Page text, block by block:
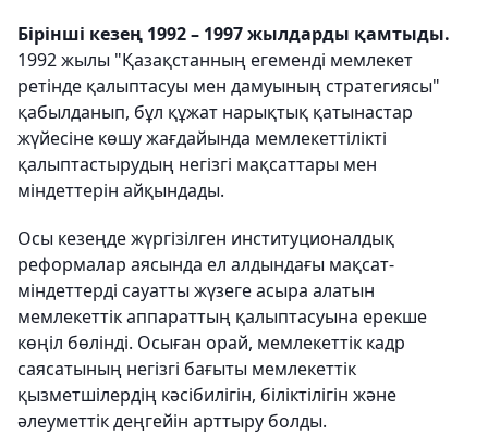
Бірінші кезең 1992 – 1997 жылдарды қамтыды.
1992 жылы "Қазақстанның егеменді мемлекет
ретінде қалыптасуы мен дамуының стратегиясы"
қабылданып, бұл құжат нарықтық қатынастар
жүйесіне көшу жағдайында мемлекеттілікті
қалыптастырудың негізгі мақсаттары мен
міндеттерін айқындады.
Осы кезеңде жүргізілген институционалдық
реформалар аясында ел алдындағы мақсат-
міндеттерді сауатты жүзеге асыра алатын
мемлекеттік аппараттың қалыптасуына ерекше
көңіл бөлінді. Осыған орай, мемлекеттік кадр
саясатының негізгі бағыты мемлекеттік
қызметшілердің кәсібилігін, біліктілігін және
әлеуметтік деңгейін арттыру болды.